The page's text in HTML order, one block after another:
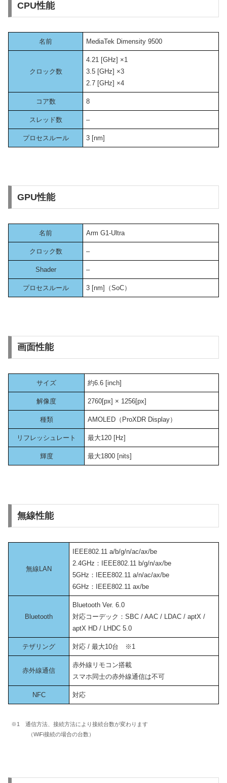
CPU性能
名前 MediaTek Dimensity 9500
クロック数
4.21 [GHz] ×1
3.5 [GHz] ×3
2.7 [GHz] ×4
コア数 8
スレッド数 –
プロセスルール 3 [nm]
GPU性能
名前 Arm G1-Ultra
クロック数 –
Shader –
プロセスルール 3 [nm]（SoC）
画面性能
サイズ 約6.6 [inch]
解像度 2760[px] × 1256[px]
種類 AMOLED（ProXDR Display）
リフレッシュレート 最大120 [Hz]
輝度 最大1800 [nits]
無線性能
無線LAN
IEEE802.11 a/b/g/n/ac/ax/be
2.4GHz：IEEE802.11 b/g/n/ax/be
5GHz：IEEE802.11 a/n/ac/ax/be
6GHz：IEEE802.11 ax/be
Bluetooth
Bluetooth Ver. 6.0
対応コーデック：SBC / AAC / LDAC / aptX /
aptX HD / LHDC 5.0
テザリング 対応 / 最大10台 ※1
赤外線通信
赤外線リモコン搭載
スマホ同士の赤外線通信は不可
NFC 対応
※1 通信方法、接続方法により接続台数が変わります
（WiFi接続の場合の台数）